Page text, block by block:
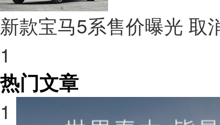
新款宝马5系售价曝光 取
1
热门文章
1